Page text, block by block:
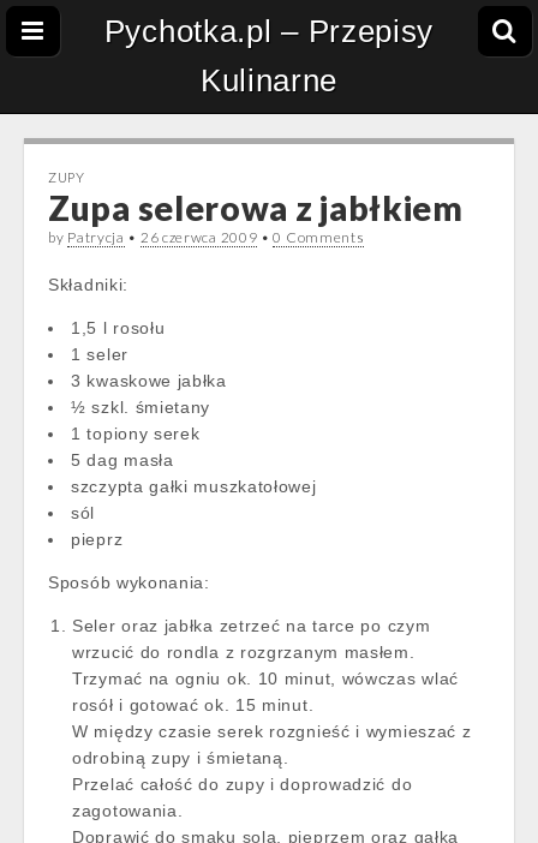
Pychotka.pl – Przepisy
Kulinarne
ZUPY
Zupa selerowa z jabłkiem
by Patrycja • 26 czerwca 2009 •0 Comments
Składniki:
1,5 l rosołu
1 seler
3 kwaskowe jabłka
½ szkl. śmietany
1 topiony serek
5 dag masła
szczypta gałki muszkatołowej
sól
pieprz
Sposób wykonania:
Seler oraz jabłka zetrzeć na tarce po czym
wrzucić do rondla z rozgrzanym masłem.
Trzymać na ogniu ok. 10 minut, wówczas wlać
rosół i gotować ok. 15 minut.
W między czasie serek rozgnieść i wymieszać z
odrobiną zupy i śmietaną.
Przelać całość do zupy i doprowadzić do
zagotowania.
Doprawić do smaku solą, pieprzem oraz gałką